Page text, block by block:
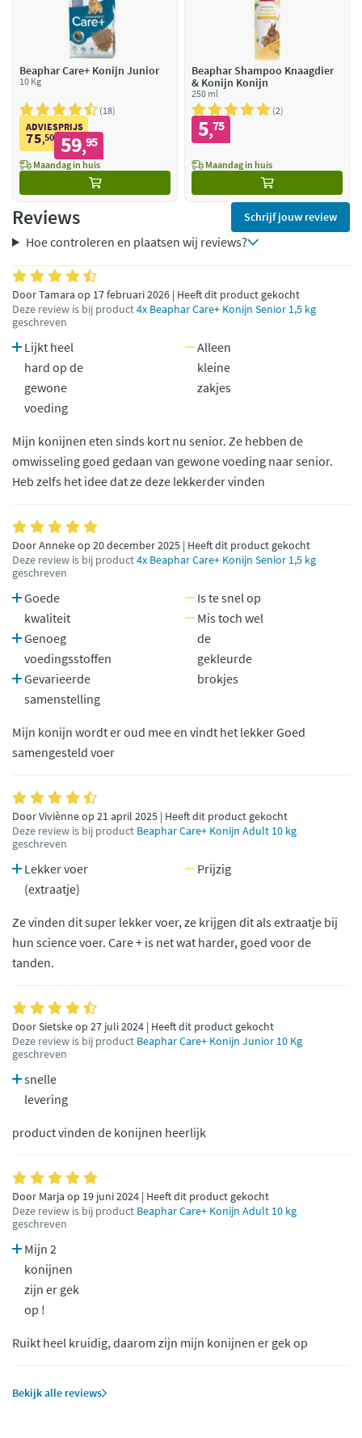
Beaphar Care+ Konijn Junior
10 Kg
18
ADVIESPRIJS
75,50 59,95
Maandag in huis
Beaphar Shampoo Knaagdier
& Konijn Konijn
250 ml
2
5,75
Maandag in huis
Reviews Schrijf jouw review
Hoe controleren en plaatsen wij reviews?
Door Tamara op 17 februari 2026 | Heeft dit product gekocht
Deze review is bij product4x Beaphar Care+ Konijn Senior 1,5 kg
geschreven
Lijkt heel
hard op de
gewone
voeding
Alleen
kleine
zakjes
Mijn konijnen eten sinds kort nu senior. Ze hebben de
omwisseling goed gedaan van gewone voeding naar senior.
Heb zelfs het idee dat ze deze lekkerder vinden
Door Anneke op 20 december 2025 | Heeft dit product gekocht
Deze review is bij product4x Beaphar Care+ Konijn Senior 1,5 kg
geschreven
Goede
kwaliteit
Genoeg
voedingsstoffen
Gevarieerde
samenstelling
Is te snel op
Mis toch wel
de
gekleurde
brokjes
Mijn konijn wordt er oud mee en vindt het lekker Goed
samengesteld voer
Door Viviènne op 21 april 2025 | Heeft dit product gekocht
Deze review is bij product Beaphar Care+ Konijn Adult 10 kg
geschreven
Lekker voer
(extraatje)
Prijzig
Ze vinden dit super lekker voer, ze krijgen dit als extraatje bij
hun science voer. Care + is net wat harder, goed voor de
tanden.
Door Sietske op 27 juli 2024 | Heeft dit product gekocht
Deze review is bij product Beaphar Care+ Konijn Junior 10 Kg
geschreven
snelle
levering
product vinden de konijnen heerlijk
Door Marja op 19 juni 2024 | Heeft dit product gekocht
Deze review is bij product Beaphar Care+ Konijn Adult 10 kg
geschreven
Mijn 2
konijnen
zijn er gek
op !
Ruikt heel kruidig, daarom zijn mijn konijnen er gek op
Bekijk alle reviews